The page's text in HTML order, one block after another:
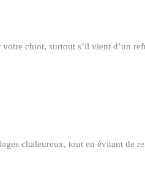
chiot, surtout s’il vient d’un
chaleureux, tout en évitant de